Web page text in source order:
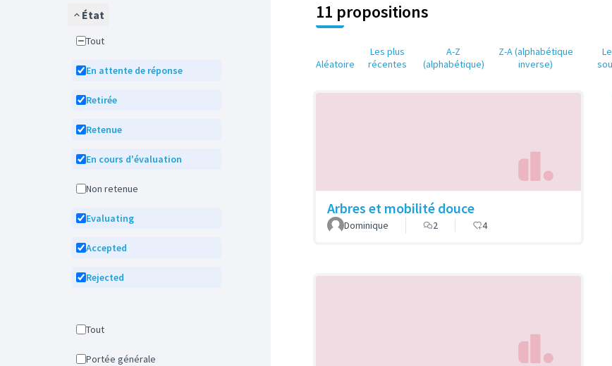
État
Tout
En attente de réponse
Retirée
Retenue
En cours d'évaluation
Non retenue
Evaluating
Accepted
Rejected
Tout
Portée générale
11 propositions
Aléatoire
Les plus
récentes
A-Z
(alphabétique)
Z-A (alphabétique
inverse)
Arbres et mobilité douce
Dominique 2 4